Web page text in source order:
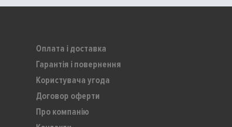
Оплата і доставка
Гарантія і повернення
Користувача угода
Договор оферти
Про компанію